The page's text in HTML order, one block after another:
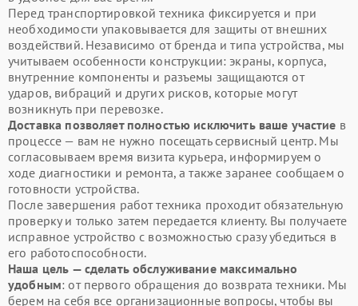
Перед транспортировкой техника фиксируется и при
необходимости упаковывается для защиты от внешних
воздействий. Независимо от бренда и типа устройства, мы
учитываем особенности конструкции: экраны, корпуса,
внутренние компоненты и разъемы защищаются от
ударов, вибраций и других рисков, которые могут
возникнуть при перевозке.
Доставка позволяет полностью исключить ваше участие в
процессе — вам не нужно посещать сервисный центр. Мы
согласовываем время визита курьера, информируем о
ходе диагностики и ремонта, а также заранее сообщаем о
готовности устройства.
После завершения работ техника проходит обязательную
проверку и только затем передается клиенту. Вы получаете
исправное устройство с возможностью сразу убедиться в
его работоспособности.
Наша цель — сделать обслуживание максимально
удобным: от первого обращения до возврата техники. Мы
берем на себя все организационные вопросы, чтобы вы